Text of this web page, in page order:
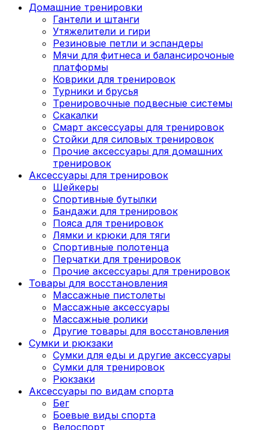
Домашние тренировки
Гантели и штанги
Утяжелители и гири
Резиновые петли и эспандеры
Мячи для фитнеса и балансирочоные
платформы
Коврики для тренировок
Турники и брусья
Тренировочные подвесные системы
Скакалки
Смарт аксессуары для тренировок
Стойки для силовых тренировок
Прочие аксессуары для домашних
тренировок
Аксессуары для тренировок
Шейкеры
Спортивные бутылки
Бандажи для тренировок
Пояса для тренировок
Лямки и крюки для тяги
Спортивные полотенца
Перчатки для тренировок
Прочие аксессуары для тренировок
Товары для восстановления
Массажные пистолеты
Массажные аксессуары
Массажные ролики
Другие товары для восстановления
Сумки и рюкзаки
Сумки для еды и другие аксессуары
Сумки для тренировок
Рюкзаки
Аксессуары по видам спорта
Бег
Боевые виды спорта
Велоспорт